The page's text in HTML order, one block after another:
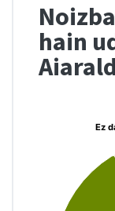
hain
Pie chart
Ez
Ez